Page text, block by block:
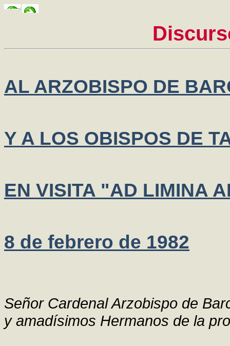
AL ARZOBISPO DE
Y A LOS OBISPOS DE
EN VISITA "AD LIMINA
8 de febrero de 1982
Señor Cardenal Arzobispo de
y amadísimos Hermanos de la